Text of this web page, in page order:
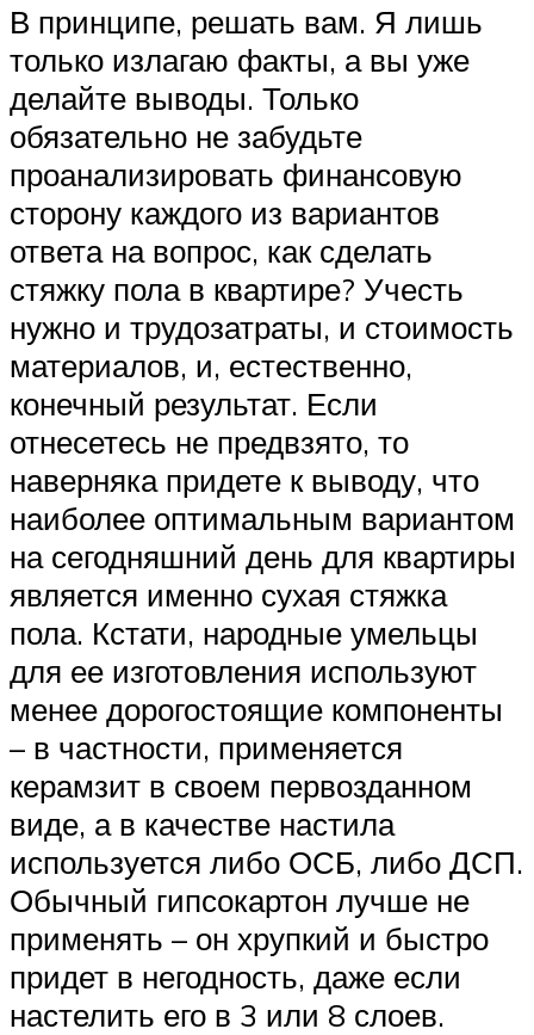
В принципе, решать вам. Я лишь
только излагаю факты, а вы уже
делайте выводы. Только
обязательно не забудьте
проанализировать финансовую
сторону каждого из вариантов
ответа на вопрос, как сделать
стяжку пола в квартире? Учесть
нужно и трудозатраты, и стоимость
материалов, и, естественно,
конечный результат. Если
отнесетесь не предвзято, то
наверняка придете к выводу, что
наиболее оптимальным вариантом
на сегодняшний день для квартиры
является именно сухая стяжка
пола. Кстати, народные умельцы
для ее изготовления используют
менее дорогостоящие компоненты
– в частности, применяется
керамзит в своем первозданном
виде, а в качестве настила
используется либо ОСБ, либо ДСП.
Обычный гипсокартон лучше не
применять – он хрупкий и быстро
придет в негодность, даже если
настелить его в 3 или 8 слоев.